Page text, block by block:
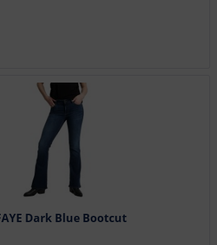
Dark Blue Bootcut